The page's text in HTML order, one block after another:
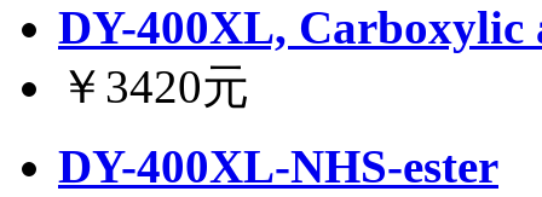
DY-400XL, Carboxylic
￥3420元
DY-400XL-NHS-ester